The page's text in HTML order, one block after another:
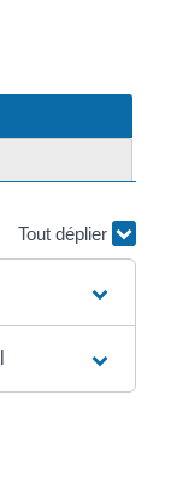
Tout déplier